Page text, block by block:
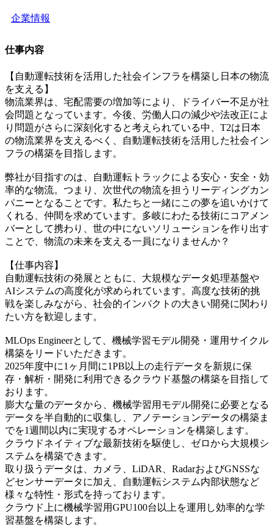
企業情報
仕事内容
【自動運転技術を活用した社会インフラを構築し日本の物流
を支える】
物流業界は、宅配需要の増加等により、ドライバー不足が社
会問題となっています。今後、労働人口の減少や法改正によ
り問題がさらに深刻化すると考えられている中、T2は日本
の物流業界を支えるべく、自動運転技術を活用した社会イン
フラの構築を目指します。
弊社が目指すのは、自動運転トラックによる安心・安全・効
率的な物流。つまり、次世代の物流を担うリーディングカン
パニーとなることです。私たちと一緒にこの夢を追いかけて
くれる、仲間を求めています。多岐にわたる技術にコアメン
バーとして携わり、世の中にないソリューションを作り出す
ことで、物流の未来を支える一員になりませんか？
【仕事内容】
自動運転技術の発展とともに、大規模なデータ処理基盤や
AIシステムの高度化が求められています。高度な技術的挑
戦を楽しみながら、社会的インパクトの大きい開発に関わり
たい方を歓迎します。
MLOps Engineerとして、機械学習モデル開発・運用サイクル
構築をリードいただきます。
2025年度中に1ヶ月間に1PB以上の走行データを新規に保
存・解析・開発に利用できるクラウド基盤の構築を目指して
おります。
膨大な量のデータから、機械学習用モデル開発に必要となる
データを半自動的に収集し、アノテーションデータの構築ま
でを1週間以内に実現するオペレーションを構築します。
クラウドネイティブな最新技術を駆使し、ゼロから大規模シ
ステムを構築できます。
取り扱うデータは、カメラ、LiDAR、RadarおよびGNSSな
どセンサーデータに加え、自動運転システム内部状態など
様々な特性・形式を持っております。
クラウド上に機械学習用GPU100台以上を運用し効率的な学
習基盤を構築します。